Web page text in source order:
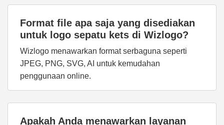
Format file apa saja yang disediakan
untuk logo sepatu kets di Wizlogo?
Wizlogo menawarkan format serbaguna seperti
JPEG, PNG, SVG, AI untuk kemudahan
penggunaan online.
Apakah Anda menawarkan layanan